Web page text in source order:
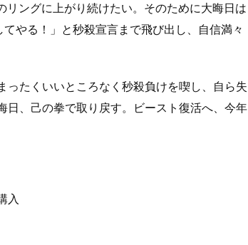
ングに上がり続けたい。そのために大晦日は
やる！」と秒殺宣言まで飛び出し、自信満々
たくいいところなく秒殺負けを喫し、自ら失
日、己の拳で取り戻す。ビースト復活へ、今年
入